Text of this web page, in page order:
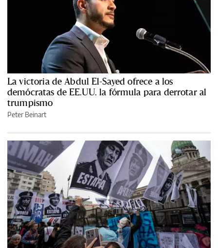
La victoria de Abdul El-Sayed ofrece a los
demócratas de EE.UU. la fórmula para derrotar al
trumpismo
Peter Beinart